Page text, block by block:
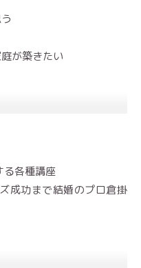
が築きたい
各種講座
成功まで結婚のプロ倉掛